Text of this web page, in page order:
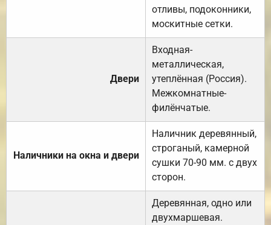
отливы, подоконники,
москитные сетки.
Двери
Входная-
металлическая,
утеплённая (Россия).
Межкомнатные-
филёнчатые.
Наличники на окна и двери
Наличник деревянный,
строганый, камерной
сушки 70-90 мм. с двух
сторон.
Деревянная, одно или
двухмаршевая.